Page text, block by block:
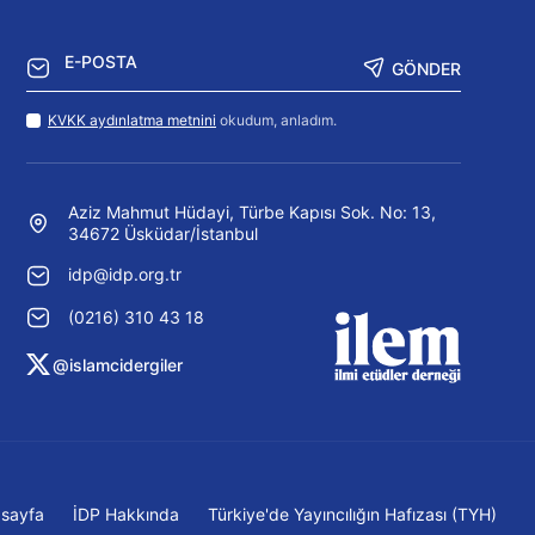
GÖNDER
KVKK aydınlatma metnini okudum, anladım.
Aziz Mahmut Hüdayi, Türbe Kapısı Sok. No: 13,
34672 Üsküdar/İstanbul
idp@idp.org.tr
(0216) 310 43 18
@islamcidergiler
İDP Hakkında Türkiye'de Yayıncılığın Hafızası (TYH)